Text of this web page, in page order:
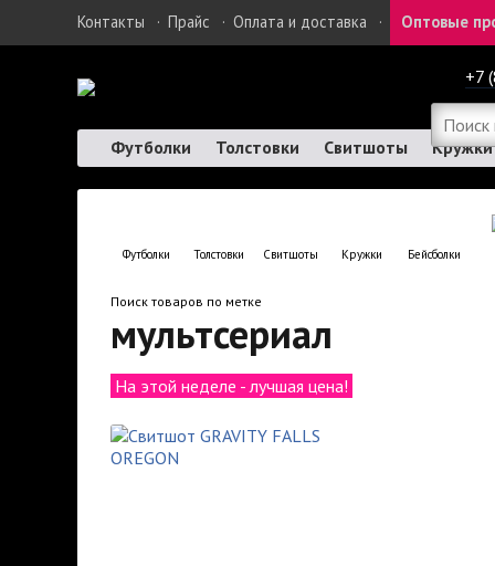
Контакты · Прайс · Оплата и доставка · Оптовые
+7
Футболки Толстовки Свитшоты Кружки
Футболки Толстовки Свитшоты Кружки Бейсболки
Поиск товаров по метке
мультсериал
На этой неделе - лучшая цена!